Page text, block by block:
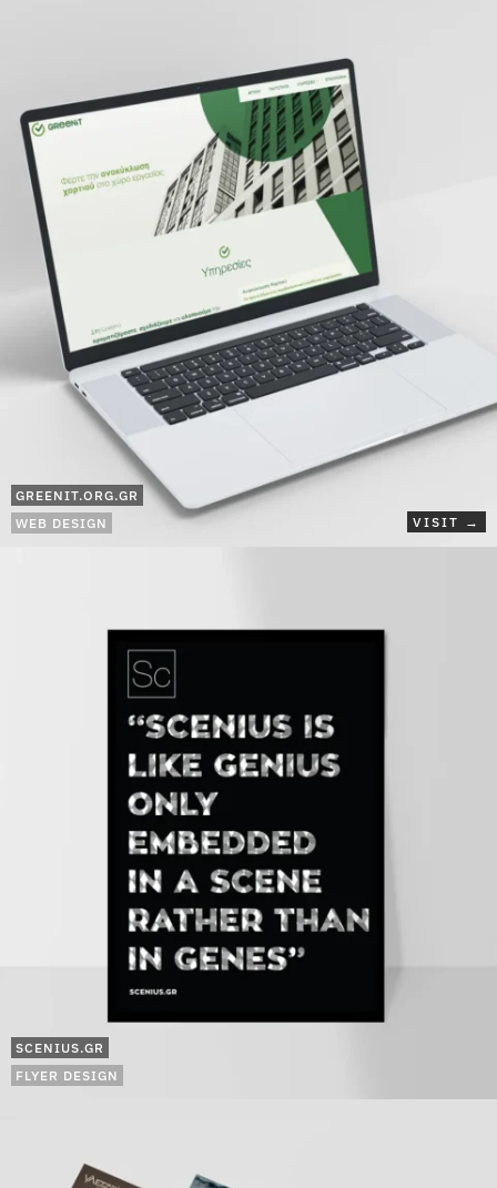
GREENIT.ORG.GR
VISIT →
WEB DESIGN
FLYER DESIGN
SCENIUS.GR